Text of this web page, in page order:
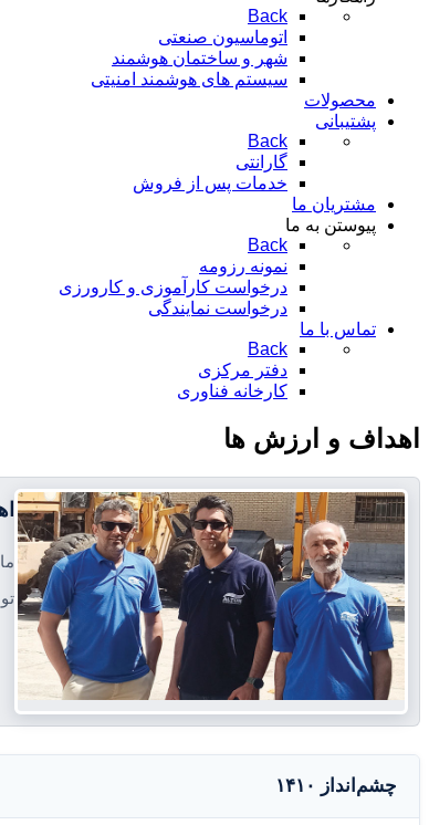
Back
اتوماسیون صنعتی
شهر و ساختمان هوشمند
سیستم های هوشمند امنیتی
محصولات
پشتیبانی
Back
گارانتی
خدمات پس از فروش
مشتریان ما
پیوستن به ما
Back
نمونه رزومه
درخواست کارآموزی و کارورزی
درخواست نمایندگی
تماس با ما
Back
دفتر مرکزی
کارخانه فناوری
اهداف و ارزش ها
چشم‌انداز ۱۴۱۰